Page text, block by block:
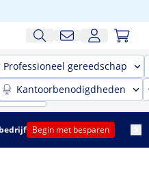
Professioneel gereedschap
Kantoorbenodigdheden
Begin met besparen